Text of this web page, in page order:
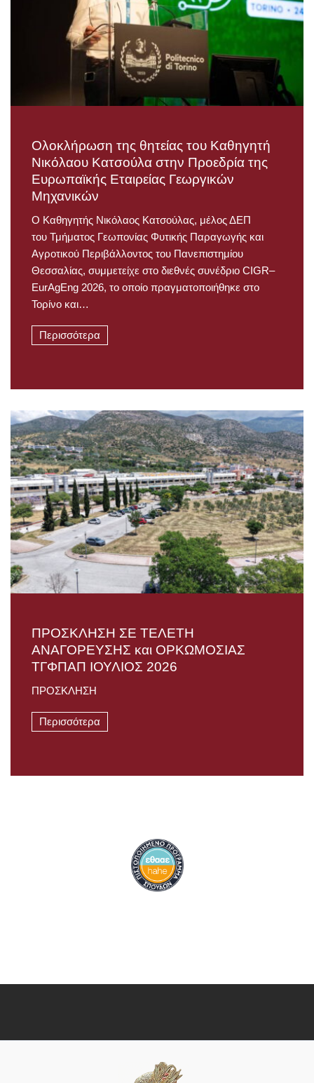
Ολοκλήρωση της θητείας του Καθηγητή
Νικόλαου Κατσούλα στην Προεδρία της
Ευρωπαϊκής Εταιρείας Γεωργικών
Μηχανικών
Ο Καθηγητής Νικόλαος Κατσούλας, μέλος ΔΕΠ
του Τμήματος Γεωπονίας Φυτικής Παραγωγής και
Αγροτικού Περιβάλλοντος του Πανεπιστημίου
Θεσσαλίας, συμμετείχε στο διεθνές συνέδριο CIGR–
EurAgEng 2026, το οποίο πραγματοποιήθηκε στο
Τορίνο και…
Περισσότερα
ΠΡΟΣΚΛΗΣΗ ΣΕ ΤΕΛΕΤΗ
AΝΑΓΟΡΕΥΣΗΣ και ΟΡΚΩΜΟΣΙΑΣ
TΓΦΠΑΠ ΙΟΥΛΙΟΣ 2026
ΠΡΟΣΚΛΗΣΗ
Περισσότερα